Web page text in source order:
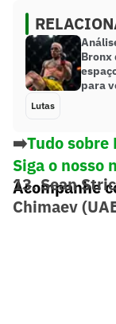
Bronx
para
Lutas
➡️Tudo sobre
Siga o nosso
Acompanhe
13. Sean
Chimaev